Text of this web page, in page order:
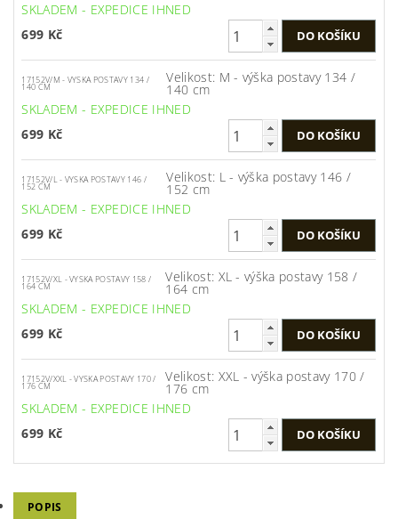
SKLADEM - EXPEDICE IHNED
699 Kč
17152V/M - VYSKA POSTAVY 134 /
140 CM
Velikost: M - výška postavy 134 /
140 cm
SKLADEM - EXPEDICE IHNED
699 Kč
17152V/L - VYSKA POSTAVY 146 /
152 CM
Velikost: L - výška postavy 146 /
152 cm
SKLADEM - EXPEDICE IHNED
699 Kč
17152V/XL - VYSKA POSTAVY 158 /
164 CM
Velikost: XL - výška postavy 158 /
164 cm
SKLADEM - EXPEDICE IHNED
699 Kč
17152V/XXL - VYSKA POSTAVY 170 /
176 CM
Velikost: XXL - výška postavy 170 /
176 cm
SKLADEM - EXPEDICE IHNED
699 Kč
POPIS